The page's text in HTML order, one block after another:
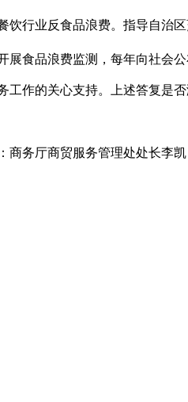
行业反食品浪费。指导自治区
展食品浪费监测，每年向社会
工作的关心支持。上述答复是
商务厅商贸服务管理处处长李凯